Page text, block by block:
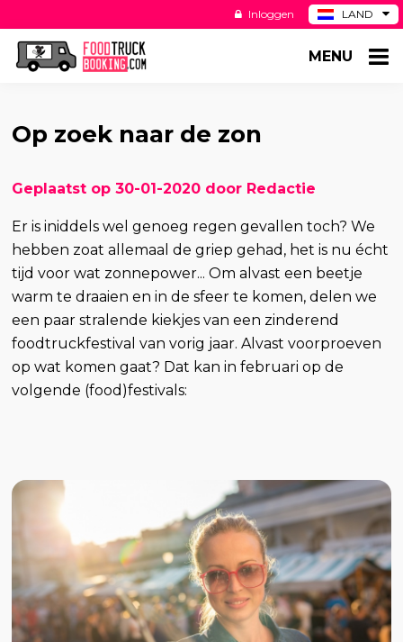
LAND
DE
Inloggen
MENU
Op zoek naar de zon
Geplaatst op 30-01-2020 door Redactie
Er is iniddels wel genoeg regen gevallen toch? We
hebben zoat allemaal de griep gehad, het is nu écht
tijd voor wat zonnepower... Om alvast een beetje
warm te draaien en in de sfeer te komen, delen we
een paar stralende kiekjes van een zinderend
foodtruckfestival van vorig jaar. Alvast voorproeven
op wat komen gaat? Dat kan in februari op de
volgende (food)festivals: